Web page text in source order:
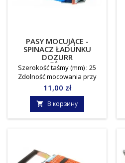
PASY MOCUJĄCE -
SPINACZ ŁADUNKU
DOZURR
JEDNOCZĘŚCIOWY 250
Szerokość taśmy (mm) : 25
Zdolność mocowania przy
opasaniu: 250 daN Norma: PN
- EN 12195 - 2 Jednostka miary
: sztuka
Цена
11,00 zł
 В корзину